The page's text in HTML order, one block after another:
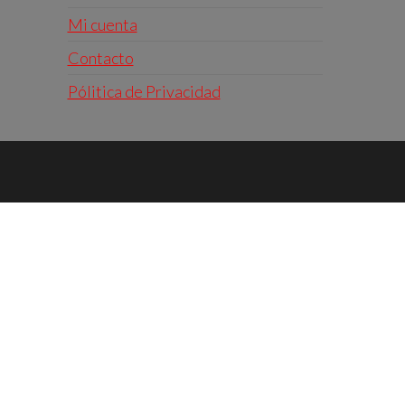
Mi cuenta
Contacto
Pólitica de Privacidad